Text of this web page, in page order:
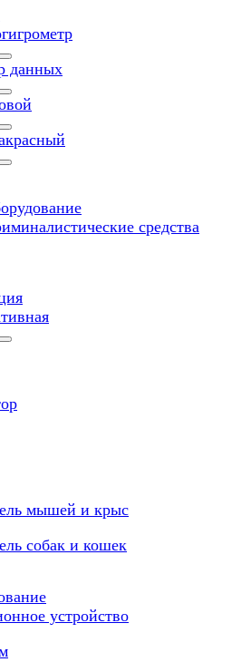
данных
средства
мышей и крыс
собак и кошек
устройство